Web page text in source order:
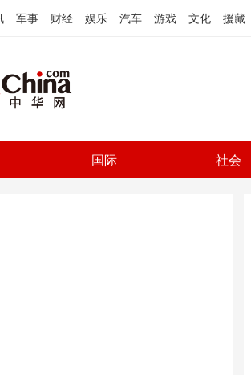
军事 财经 娱乐 汽车 游戏 文化 援藏
国际 社会